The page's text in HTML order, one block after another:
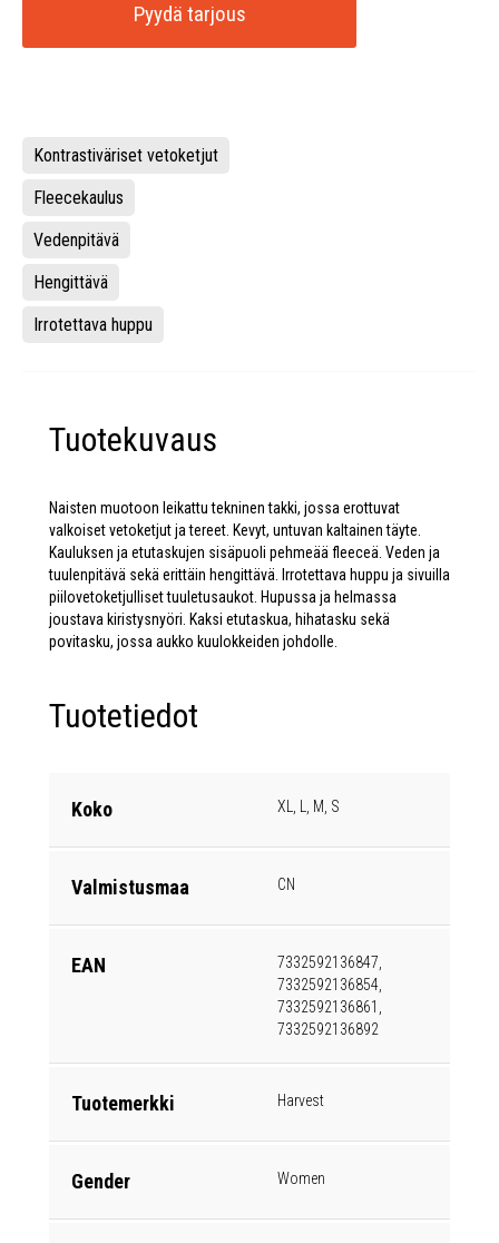
Pyydä tarjous
Kontrastiväriset vetoketjut
Fleecekaulus
Vedenpitävä
Hengittävä
Irrotettava huppu
Tuotekuvaus
Naisten muotoon leikattu tekninen takki, jossa erottuvat
valkoiset vetoketjut ja tereet. Kevyt, untuvan kaltainen täyte.
Kauluksen ja etutaskujen sisäpuoli pehmeää fleeceä. Veden­ ja
tuulenpitävä sekä erittäin hengittävä. Irrotettava huppu ja sivuilla
piilovetoketjulliset tuuletusaukot. Hupussa ja helmassa
joustava kiristysnyöri. Kaksi etutaskua, hihatasku sekä
povitasku, jossa aukko kuulokkeiden johdolle.
Tuotetiedot
Koko XL, L, M, S
Valmistusmaa CN
EAN
7332592136847,
7332592136854,
7332592136861,
7332592136892
Tuotemerkki Harvest
Gender Women